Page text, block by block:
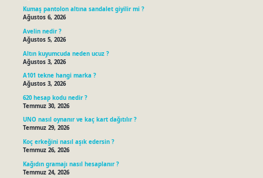
Kumaş pantolon altına sandalet giyilir mi ?
Ağustos 6, 2026
Avelin nedir ?
Ağustos 5, 2026
Altın kuyumcuda neden ucuz ?
Ağustos 3, 2026
A101 tekne hangi marka ?
Ağustos 3, 2026
620 hesap kodu nedir ?
Temmuz 30, 2026
UNO nasıl oynanır ve kaç kart dağıtılır ?
Temmuz 29, 2026
Koç erkeğini nasıl aşık edersin ?
Temmuz 26, 2026
Kağıdın gramajı nasıl hesaplanır ?
Temmuz 24, 2026